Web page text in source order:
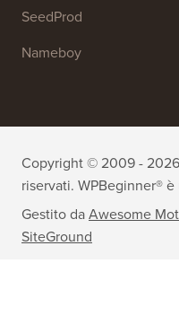
SeedProd
Nameboy
Copyright © 2009 -
riservati. WPBeginner®
Gestito daAwesome
SiteGround